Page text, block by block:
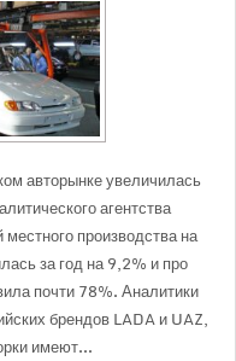
авторынке увеличилась
агентства
производства на
за год на 9,2% и про
почти 78%. Аналитики
брендов LADA и UAZ,
имеют...